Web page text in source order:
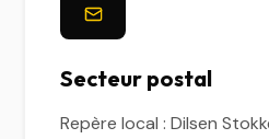
Secteur postal
Repère local : Dilsen